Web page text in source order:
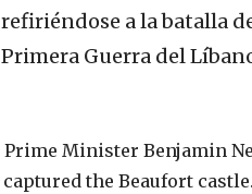
refiriéndose a la batalla
Primera Guerra del
Prime Minister Benjamin
captured the Beaufort